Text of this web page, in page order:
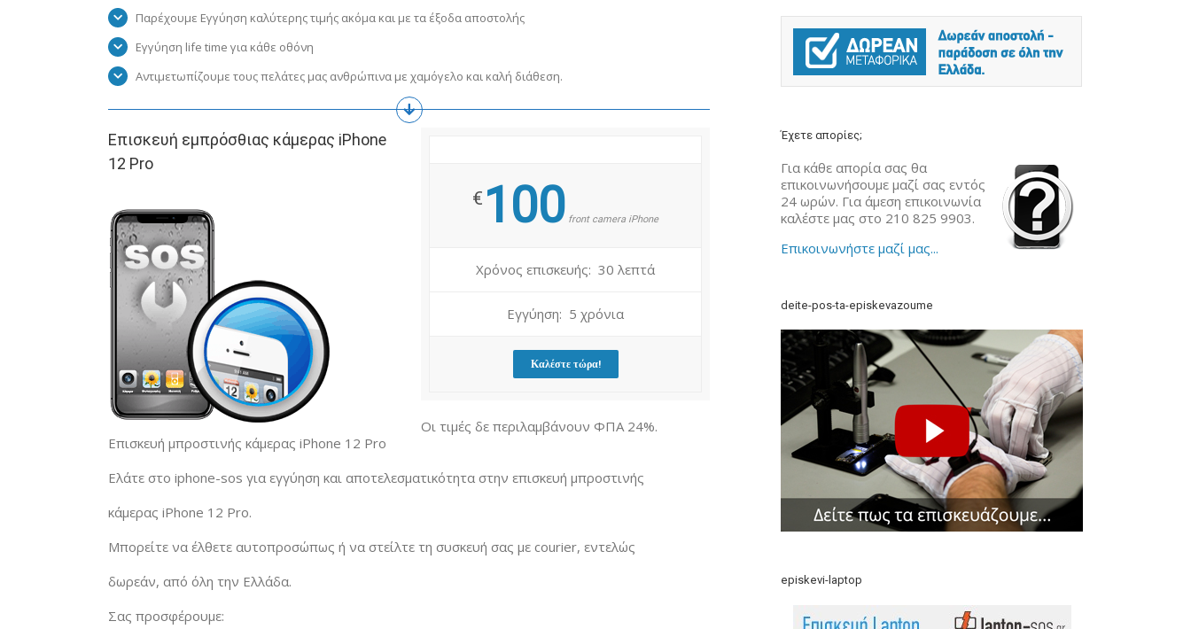
Παρέχουμε Εγγύηση καλύτερης τιμής ακόμα και με τα έξοδα αποστολής
Εγγύηση life time για κάθε οθόνη
Αντιμετωπίζουμε τους πελάτες μας ανθρώπινα με χαμόγελο και καλή διάθεση.
Επισκευή εμπρόσθιας κάμερας iPhone
12 Pro
€ 100 front camera iPhone
Χρόνος επισκευής: 30 λεπτά
Εγγύηση: 5 χρόνια
Καλέστε τώρα!
Οι τιμές δε περιλαμβάνουν ΦΠΑ 24%.
Επισκευή μπροστινής κάμερας iPhone 12 Pro
Ελάτε στο iphone-sos για εγγύηση και αποτελεσματικότητα στην επισκευή μπροστινής
κάμερας iPhone 12 Pro.
Μπορείτε να έλθετε αυτοπροσώπως ή να στείλτε τη συσκευή σας με courier, εντελώς
δωρεάν, από όλη την Ελλάδα.
Σας προσφέρουμε:
Έχετε απορίες;
Για κάθε απορία σας θα
επικοινωνήσουμε μαζί σας εντός
24 ωρών. Για άμεση επικοινωνία
καλέστε μας στο 210 825 9903.
Επικοινωνήστε μαζί μας...
deite-pos-ta-episkevazoume
episkevi-laptop